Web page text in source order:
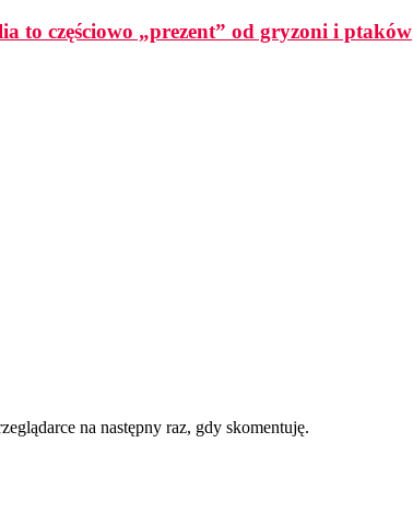
to częściowo „prezent” od gryzoni i ptaków
na następny raz, gdy skomentuję.